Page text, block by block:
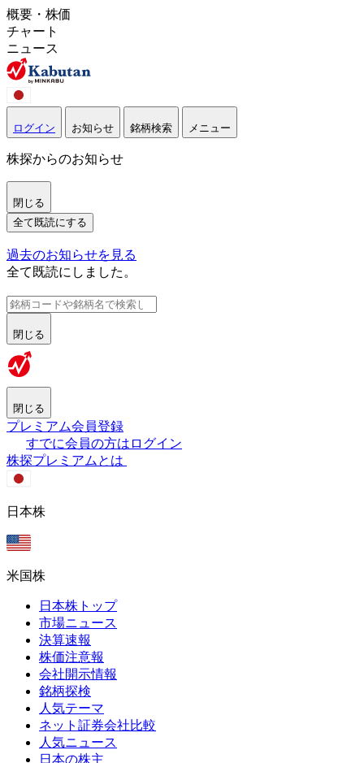
概要・株価
チャート
ニュース
ログイン お知らせ 銘柄検索 メニュー
株探からのお知らせ
閉じる
全て既読にする
過去のお知らせを見る
全て既読にしました。
閉じる
閉じる
プレミアム会員登録
すでに会員の方はログイン
株探プレミアムとは
日本株
米国株
日本株トップ
市場ニュース
決算速報
株価注意報
会社開示情報
銘柄探検
人気テーマ
ネット証券会社比較
人気ニュース
日本の株主